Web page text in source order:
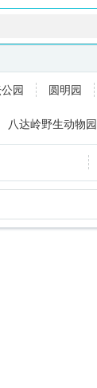
园 圆明园
八达岭野生动物园